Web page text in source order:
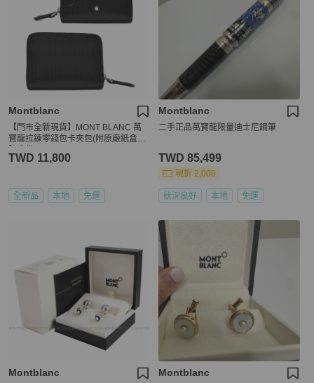
Montblanc
【門市全新現貨】MONT BLANC 萬
寶龍拉鍊零錢包卡夾包(附原廠紙盒、
TWD 11,800
全新品 本地 免運
Montblanc
二手正品萬寶龍限量迪士尼鋼筆
TWD 85,499
現折 2,000
狀況良好 本地 免運
Montblanc Montblanc